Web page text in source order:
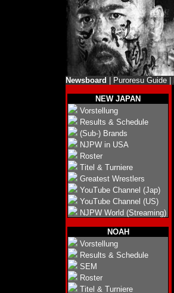
Newsboard Puroresu Guide|
NEW JAPAN
Vorstellung
Results & Schedule
(Sub-) Brands
NJPW in USA
Roster
Titel & Turniere
Greatest Wrestlers
YouTube Channel (Jap)
YouTube Channel (US)
NJPW World (Streaming)
NOAH
Vorstellung
Results & Schedule
SEM
Roster
Titel & Turniere